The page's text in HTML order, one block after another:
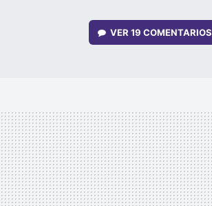
VER 19 COMENTARIOS